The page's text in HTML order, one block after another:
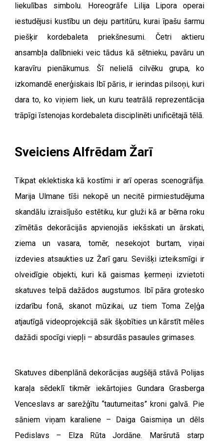
liekulības simbolu. Horeogrāfe Lilija Lipora operai
iestudējusi kustību un deju partitūru, kurai īpašu šarmu
piešķir kordebaleta priekšnesumi. Četri aktieru
ansambļa dalībnieki veic tādus kā sētnieku, pavāru un
karavīru pienākumus. Šī nelielā cilvēku grupa, ko
izkomandē enerģiskais Ibī pāris, ir ierindas pilsoņi, kuri
dara to, ko viņiem liek, un kuru teatrālā reprezentācija
trāpīgi īstenojas kordebaleta disciplinēti unificētajā tēlā.
Sveiciens Alfrēdam Žarī
Tikpat eklektiska kā kostīmi ir arī operas scenogrāfija.
Marija Ulmane tīši nekopē un necitē pirmiestudējuma
skandālu izraisījušo estētiku, kur gluži kā ar bērna roku
zīmētās dekorācijās apvienojās iekšskati un ārskati,
ziema un vasara, tomēr, nesekojot burtam, viņai
izdevies atsaukties uz Žarī garu. Sevišķi izteiksmīgi ir
olveidīgie objekti, kuri kā gaismas ķermeņi izvietoti
skatuves telpā dažādos augstumos. Ibī pāra grotesko
izdarību fonā, skanot mūzikai, uz tiem Toma Zeļģa
atjautīgā videoprojekcijā sāk šķobīties un kārstīt mēles
dažādi spocīgi viepļi – absurdās pasaules grimases.
Skatuves dibenplānā dekorācijas augšējā stāvā Polijas
karaļa sēdeklī tikmēr iekārtojies Gundara Grasberga
Venceslavs ar sarežģītu “tautumeitas” kroni galvā. Pie
sāniem viņam karaliene – Daiga Gaismiņa un dēls
Pedislavs – Elza Rūta Jordāne. Maršrutā starp